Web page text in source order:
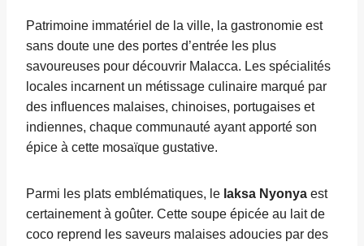
Patrimoine immatériel de la ville, la gastronomie est
sans doute une des portes d’entrée les plus
savoureuses pour découvrir Malacca. Les spécialités
locales incarnent un métissage culinaire marqué par
des influences malaises, chinoises, portugaises et
indiennes, chaque communauté ayant apporté son
épice à cette mosaïque gustative.
Parmi les plats emblématiques, le laksa Nyonya est
certainement à goûter. Cette soupe épicée au lait de
coco reprend les saveurs malaises adoucies par des